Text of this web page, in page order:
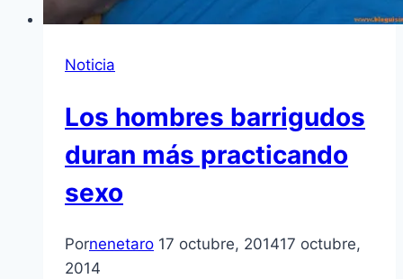
Noticia
Los hombres barrigudos
duran más practicando
sexo
Pornenetaro 17 octubre, 201417 octubre,
2014